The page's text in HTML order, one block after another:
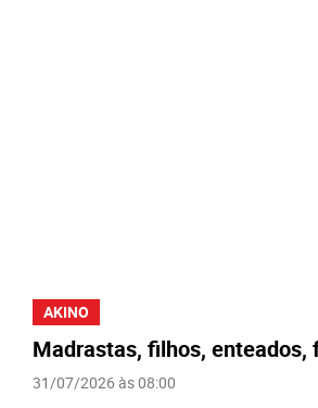
AKINO
Madrastas, filhos, enteados,
31/07/2026 às 08:00